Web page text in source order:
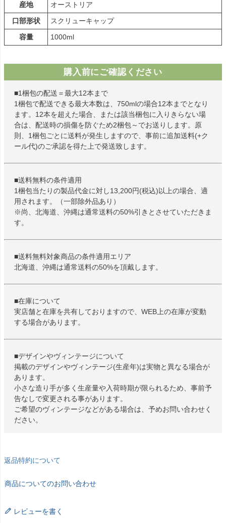
産地
オーストリア
口部形状
スクリューキャップ
容量
1000ml
購入前にご確認ください
■1梱包の配送＝最大12本まで
1梱包で配送できる最大本数は、750mlの場合12本までとなり
ます。12本を超えた場合、または該当梱包に入りきらない場
合は、配送時の損傷を防ぐため2梱包～でお送りします。原
則、1梱包ごとに送料が発生しますので、事前に追加送料(+ク
ール代)のご承認を得た上で発送致します。
■送料無料の条件適用
1梱包当たりの製品代金に対し13,200円(税込)以上の場合、適
用されます。（一部除外品あり）
※尚、北海道、沖縄は通常送料の50%引きとさせていただきま
す。
■送料無料対象商品の条件適用エリア
北海道、沖縄は通常送料の50%を頂戴します。
■在庫について
実店舗と在庫を共有しておりますので、WEB上の在庫が変動
する場合があります。
■デザインやヴィンテージについて
掲載のデザインやヴィンテージ(生産年)は実物と異なる場合が
あります。
小さな造り手が多く生産量や入荷時期が限られるため、事前予
告なしで変更される事があります。
ご希望のヴィンテージなどがある場合は、予めお問い合わせく
ださい。
返品特約について
商品についてのお問い合わせ
レビューを書く